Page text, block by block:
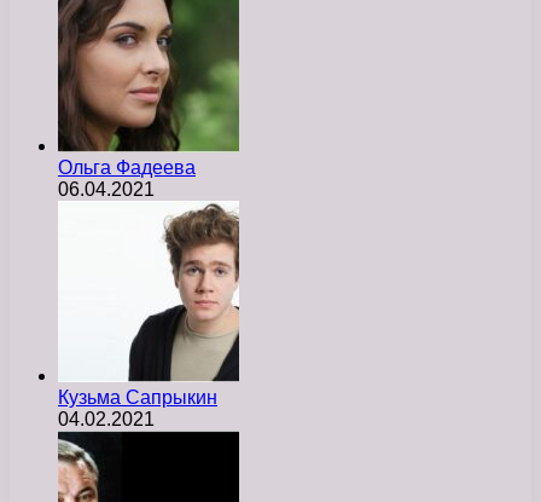
Ольга Фадеева
06.04.2021
Кузьма Сапрыкин
04.02.2021